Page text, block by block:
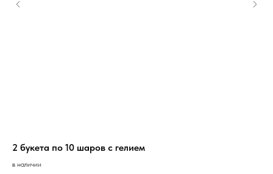
2 букета по 10 шаров с гелием
в наличии